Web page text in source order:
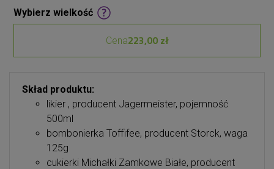
Wybierz wielkość
Cena223,00 zł
Skład produktu:
likier , producent Jagermeister, pojemność
500ml
bombonierka Toffifee, producent Storck, waga
125g
cukierki Michałki Zamkowe Białe, producent